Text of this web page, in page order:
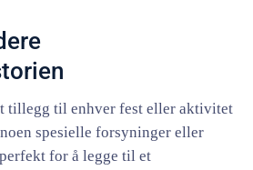
tillegg til enhver fest eller aktivitet
spesielle forsyninger eller
for å legge til et